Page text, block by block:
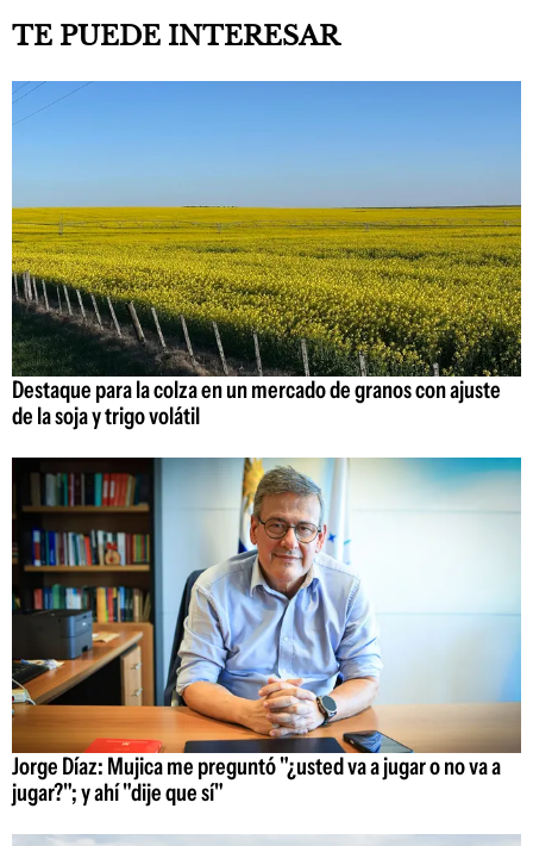
TE PUEDE INTERESAR
Destaque para la colza en un mercado de granos con ajuste
de la soja y trigo volátil
Jorge Díaz: Mujica me preguntó "¿usted va a jugar o no va a
jugar?"; y ahí "dije que sí"